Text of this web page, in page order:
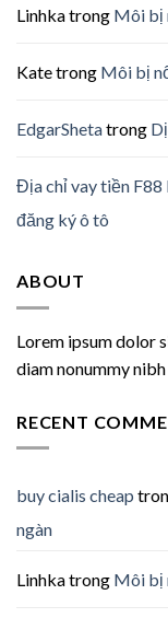
Linhkatrong Môi bị
Katetrong Môi bị
EdgarShetatrong
Địa chỉ vay tiền F88
đăng ký ô tô
ABOUT
Lorem ipsum dolor
diam nonummy
RECENT
buy cialis cheap
ngàn
Linhkatrong Môi bị